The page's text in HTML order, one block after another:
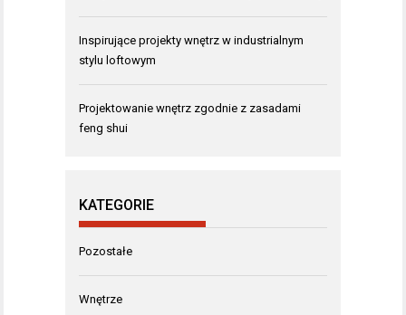
Inspirujące projekty wnętrz w industrialnym
stylu loftowym
Projektowanie wnętrz zgodnie z zasadami
feng shui
KATEGORIE
Pozostałe
Wnętrze